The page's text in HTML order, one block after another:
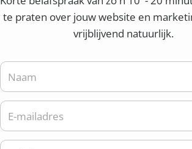
te praten over jouw website en
vrijblijvend natuurlijk.